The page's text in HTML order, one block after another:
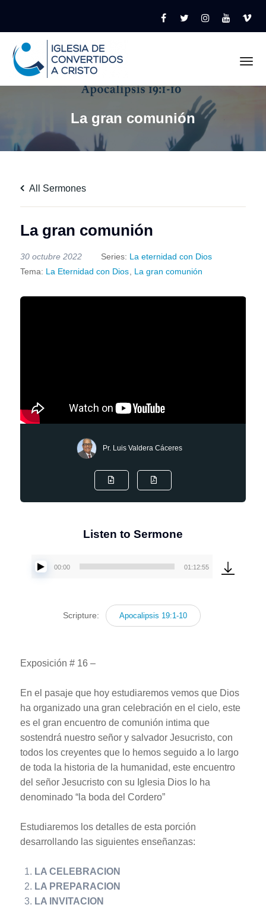
La gran comunión
All Sermones
La gran comunión
30 octubre 2022 Series: La eternidad con Dios
Tema: La Eternidad con Dios La gran comunión
Pr. Luis Valdera Cáceres
Listen to Sermone
Reproductor
audio
00:00 01:12:55
Scripture: Apocalipsis 19:1-10
Exposición # 16 –
En el pasaje que hoy estudiaremos vemos que Dios
ha organizado una gran celebración en el cielo, este
es el gran encuentro de comunión intima que
sostendrá nuestro señor y salvador Jesucristo, con
todos los creyentes que lo hemos seguido a lo largo
de toda la historia de la humanidad, este encuentro
del señor Jesucristo con su Iglesia Dios lo ha
denominado “la boda del Cordero”
Estudiaremos los detalles de esta porción
desarrollando las siguientes enseñanzas:
LA CELEBRACION
LA PREPARACION
LA INVITACION